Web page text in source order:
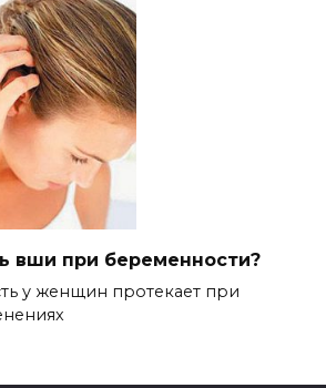
вши при беременности?
у женщин протекает при